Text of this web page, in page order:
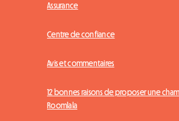
Assurance
Centre de confiance
Avis et commentaires
12 bonnes raisons de proposer une
Roomlala